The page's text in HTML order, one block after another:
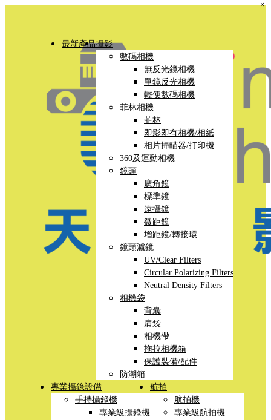
最新產品攝影
數碼相機
無反光鏡相機
單鏡反光相機
輕便數碼相機
菲林相機
菲林
即影即有相機/相紙
相片掃瞄器/打印機
360及運動相機
鏡頭
廣角鏡
標準鏡
遠攝鏡
微距鏡
增距鏡/轉接環
鏡頭濾鏡
UV/Clear Filters
Circular Polarizing Filters
Neutral Density Filters
相機袋
背囊
肩袋
相機帶
拖拉相機箱
保護裝備/配件
防潮箱
專業攝錄設備
手持攝錄機
專業級攝錄機
航拍
航拍機
專業級航拍機
×